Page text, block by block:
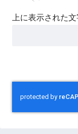
上に表示された